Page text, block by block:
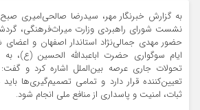
به گزارش خبرنگار مهر، سیدرضا صالحی‌امیری
نشست شورای راهبردی وزارت میراث‌فرهنگی،
حضور مهدی جمالی‌نژاد استاندار اصفهان و اعضای
ایام سوگواری حضرت اباعبدالله الحسین (ع)،
تحولات جاری عرصه بین‌الملل اشاره کرد و
تعیین‌کننده قرار دارد و تمامی تصمیم‌گیری‌ها
ثبات، امنیت و پاسداری از منافع ملی انجام شود.